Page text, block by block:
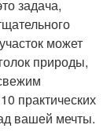
задача,
может
природы,
практических
вашей мечты.